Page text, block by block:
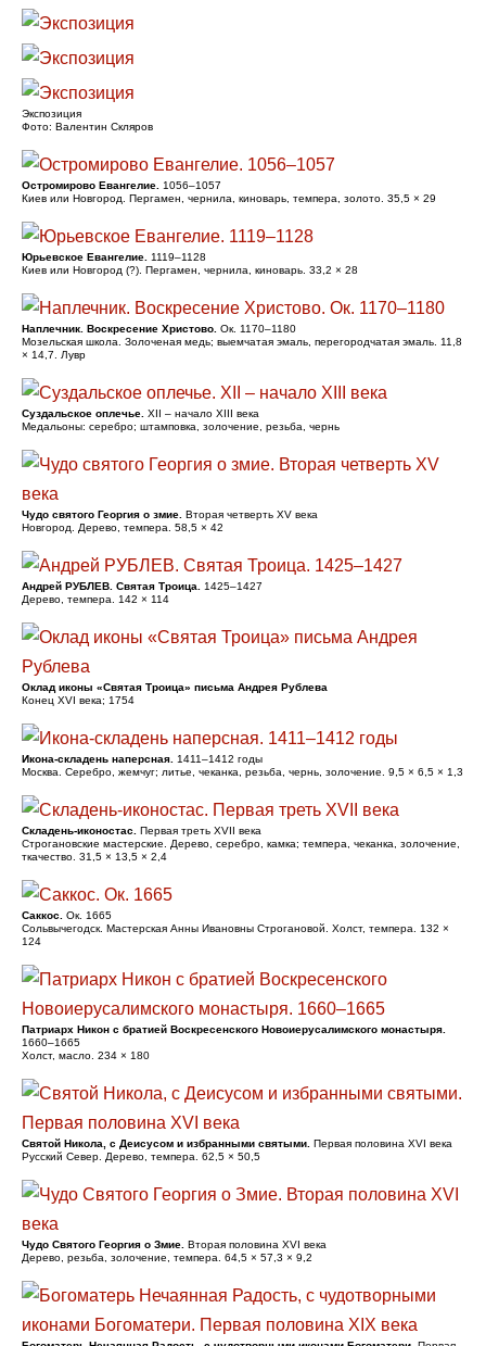
Экспозиция
Фото: Валентин Скляров
Остромирово Евангелие.
1056–1057
Киев или Новгород. Пергамен, чернила, киноварь, темпера, золото. 35,5 × 29
Юрьевское Евангелие.
1119–1128
Киев или Новгород (?). Пергамен, чернила, киноварь. 33,2 × 28
Наплечник. Воскресение Христово. Ок. 1170–1180
Мозельская школа. Золоченая медь; выемчатая эмаль, перегородчатая эмаль. 11,8
× 14,7. Лувр
Суздальское оплечье. XII – начало XIII века
Медальоны: серебро; штамповка, золочение, резьба, чернь
Чудо святого Георгия о змие. Вторая четверть XV века
Новгород. Дерево, темпера. 58,5 × 42
Андрей РУБЛЕВ. Святая Троица.
1425–1427
Дерево, темпера. 142 × 114
Оклад иконы «Святая Троица» письма Андрея Рублева
Конец XVI века; 1754
Икона-складень наперсная.
1411–1412 годы
Москва. Серебро, жемчуг; литье, чеканка, резьба, чернь, золочение. 9,5 × 6,5 × 1,3
Складень-иконостас.
Первая треть XVII века
Строгановские мастерские. Дерево, серебро, камка; темпера, чеканка, золочение,
ткачество. 31,5 × 13,5 × 2,4
Саккос.
Ок. 1665
Сольвычегодск. Мастерская Анны Ивановны Строгановой. Холст, темпера. 132 ×
124
Патриарх Никон с братией Воскресенского Новоиерусалимского монастыря.
1660–1665
Холст, масло. 234 × 180
Святой Никола, с Деисусом и избранными святыми. Первая половина XVI века
Русский Север. Дерево, темпера. 62,5 × 50,5
Чудо Святого Георгия о Змие. Вторая половина XVI века
Дерево, резьба, золочение, темпера. 64,5 × 57,3 × 9,2